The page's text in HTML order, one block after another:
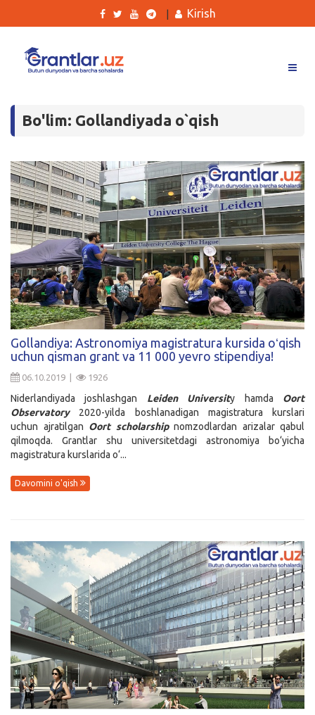
Tanlovlar
Kurslar
Blog
Yana
Qidirish
Kirish
Kirish
Bo'lim: Gollandiyada o`qish
Gollandiya: Astronomiya magistratura kursida oʻqish
uchun qisman grant va 11 000 yevro stipendiya!
06.10.2019 | 1926
Niderlandiyada joshlashgan Leiden University hamda Oort
Observatory2020-yilda boshlanadigan magistratura kurslari
uchun ajratilgan Oort scholarship nomzodlardan arizalar qabul
qilmoqda. Grantlar shu universitetdagi astronomiya bo‘yicha
magistratura kurslarida o‘...
Davomini o'qish